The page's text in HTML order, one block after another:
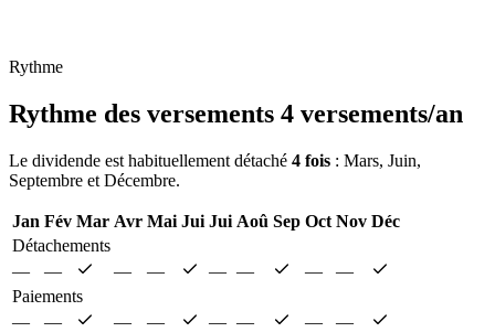
Rythme
Rythme des versements 4 versements/an
Le dividende est habituellement détaché 4 fois : Mars, Juin,
Septembre et Décembre.
Jan Fév Mar Avr Mai Jui Jui Aoû Sep Oct Nov Déc
Détachements
—
— — — — — —
—
Paiements
—
— — — — — —
—